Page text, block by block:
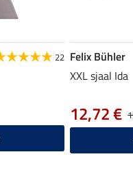
22 Felix Bühler
XXL sjaal Ida
12,72 €